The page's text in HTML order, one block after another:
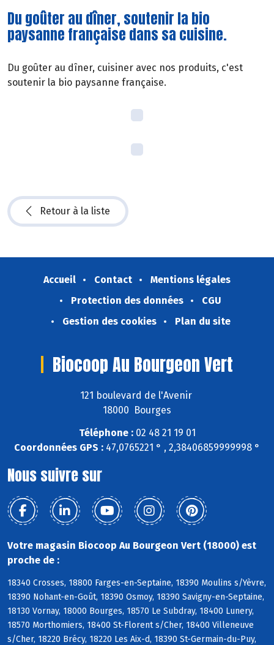
Du goûter au dîner, soutenir la bio
paysanne française dans sa cuisine.
Du goûter au dîner, cuisiner avec nos produits, c'est
soutenir la bio paysanne française.
Retour à la liste
Accueil Contact
Mentions légales
Protection des données
CGU
Gestion des cookies
Plan du site
Biocoop Au Bourgeon Vert
121 boulevard de l'Avenir
18000 Bourges
Téléphone :02 48 21 19 01
Coordonnées GPS : 47,0765221 ° , 2,38406859999998 °
Nous suivre sur
Votre magasin Biocoop Au Bourgeon Vert (18000) est
proche de :
18340 Crosses, 18800 Farges-en-Septaine, 18390 Moulins s/Yèvre,
18390 Nohant-en-Goût, 18390 Osmoy, 18390 Savigny-en-Septaine,
18130 Vornay, 18000 Bourges, 18570 Le Subdray, 18400 Lunery,
18570 Morthomiers, 18400 St-Florent s/Cher, 18400 Villeneuve
s/Cher, 18220 Brécy, 18220 Les Aix-d, 18390 St-Germain-du-Puy,